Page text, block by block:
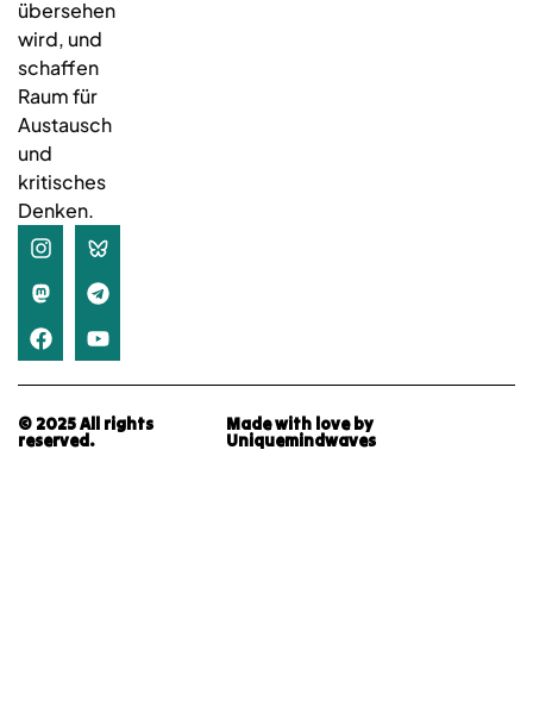
übersehen
wird, und
schaffen
Raum für
Austausch
und
kritisches
Denken.
© 2025 All rights
reserved.
Made with love by
Uniquemindwaves